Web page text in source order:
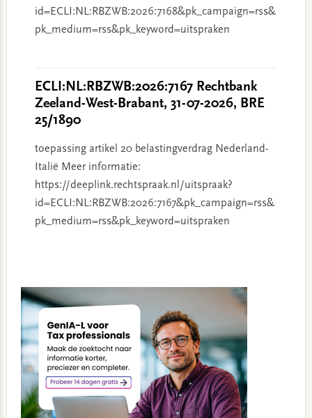
id=ECLI:NL:RBZWB:2026:7168&pk_campaign=rss&
pk_medium=rss&pk_keyword=uitspraken
ECLI:NL:RBZWB:2026:7167 Rechtbank
Zeeland-West-Brabant, 31-07-2026, BRE
25/1890
toepassing artikel 20 belastingverdrag Nederland-
Italië Meer informatie:
https://deeplink.rechtspraak.nl/uitspraak?
id=ECLI:NL:RBZWB:2026:7167&pk_campaign=rss&
pk_medium=rss&pk_keyword=uitspraken
Sidebar